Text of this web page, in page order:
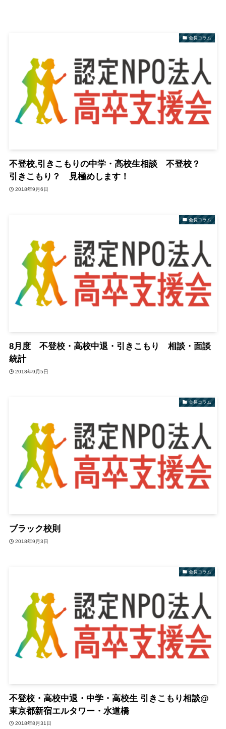
会長コラム
不登校,引きこもりの中学・高校生相談 不登校？
引きこもり？ 見極めします！
2018年9月6日
会長コラム
8月度 不登校・高校中退・引きこもり 相談・面談
統計
2018年9月5日
会長コラム
ブラック校則
2018年9月3日
会長コラム
不登校・高校中退・中学・高校生 引きこもり相談@
東京都新宿エルタワー・水道橋
2018年8月31日